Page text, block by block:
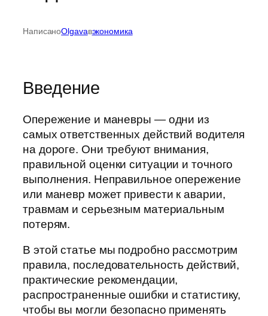
НаписаноOlgavaвэкономика
Введение
Опережение и маневры — одни из
самых ответственных действий водителя
на дороге. Они требуют внимания,
правильной оценки ситуации и точного
выполнения. Неправильное опережение
или маневр может привести к аварии,
травмам и серьезным материальным
потерям.
В этой статье мы подробно рассмотрим
правила, последовательность действий,
практические рекомендации,
распространенные ошибки и статистику,
чтобы вы могли безопасно применять